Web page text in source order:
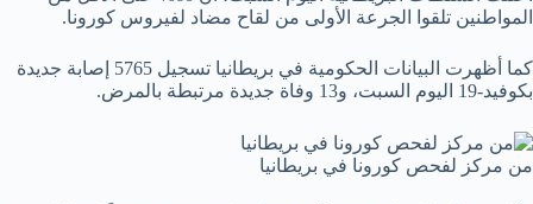
المواطنين تلقوا الجرعة الأولى من لقاح مضاد لفيروس كورونا.
كما أظهرت البيانات الحكومية في بريطانيا تسجيل 5765 إصابة جديدة
بكوفيد-19 اليوم السبت، و13 وفاة جديدة مرتبطة بالمرض.
من مركز لفحص كورونا في بريطانيا